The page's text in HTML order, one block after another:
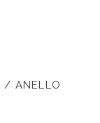
/ ANELLO